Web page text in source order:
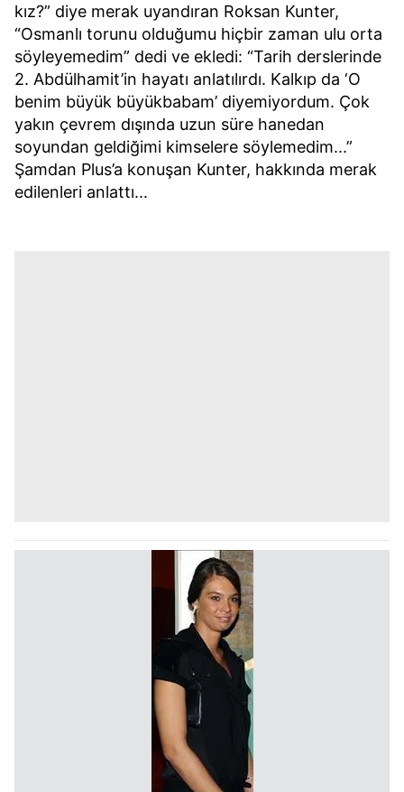
kız?” diye merak uyandıran Roksan Kunter,
“Osmanlı torunu olduğumu hiçbir zaman ulu orta
söyleyemedim” dedi ve ekledi: “Tarih derslerinde
2. Abdülhamit’in hayatı anlatılırdı. Kalkıp da ‘O
benim büyük büyükbabam’ diyemiyordum. Çok
yakın çevrem dışında uzun süre hanedan
soyundan geldiğimi kimselere söylemedim...”
Şamdan Plus’a konuşan Kunter, hakkında merak
edilenleri anlattı...